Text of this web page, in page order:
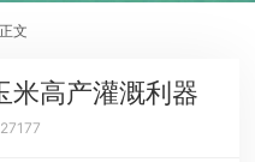
文
米高产灌溉利器
27177